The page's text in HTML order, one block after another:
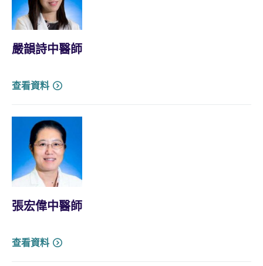
嚴韻詩中醫師
查看資料
張宏偉中醫師
查看資料